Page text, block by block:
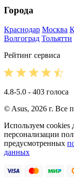
Города
Краснодар Москва
Волгоград Тольятти
Рейтинг сервиса
4.8-5.0 - 403 голоса
© Asus, 2026 г. Все
Используем cookies
персонализации
предусмотренных
данных